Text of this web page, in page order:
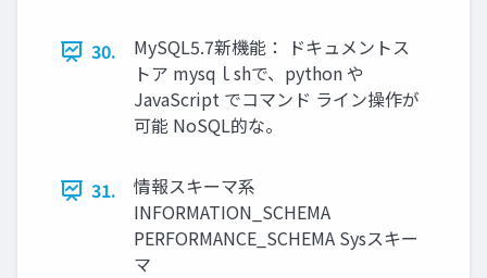
30.
MySQL5.7新機能： ドキュメントス
トア mysqｌshで、python や
JavaScript でコマンド ライン操作が
可能 NoSQL的な。
31.
情報スキーマ系
INFORMATION_SCHEMA
PERFORMANCE_SCHEMA Sysスキー
マ